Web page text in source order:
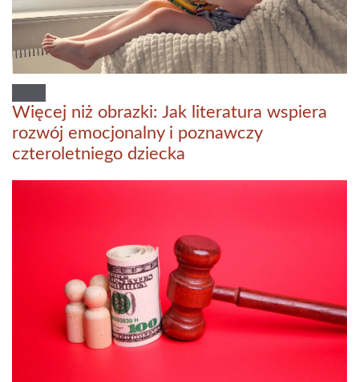
Więcej niż obrazki: Jak literatura wspiera
rozwój emocjonalny i poznawczy
czteroletniego dziecka